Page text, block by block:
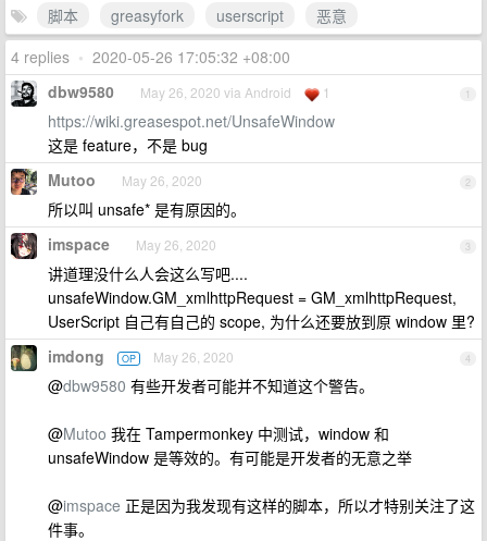
脚本
greasyfork userscript
恶意
4 replies • 2020-05-26 17:05:32 +08:00
1
dbw9580 May 26, 2020 via Android 1
https://wiki.greasespot.net/UnsafeWindow
这是 feature，不是 bug
2
Mutoo May 26, 2020
所以叫 unsafe* 是有原因的。
3
imspace May 26, 2020
讲道理没什么人会这么写吧....
unsafeWindow.GM_xmlhttpRequest = GM_xmlhttpRequest,
UserScript 自己有自己的 scope, 为什么还要放到原 window 里?
4
imdong OP May 26, 2020
@dbw9580 有些开发者可能并不知道这个警告。
@Mutoo 我在 Tampermonkey 中测试，window 和
unsafeWindow 是等效的。有可能是开发者的无意之举
@imspace 正是因为我发现有这样的脚本，所以才特别关注了这
件事。